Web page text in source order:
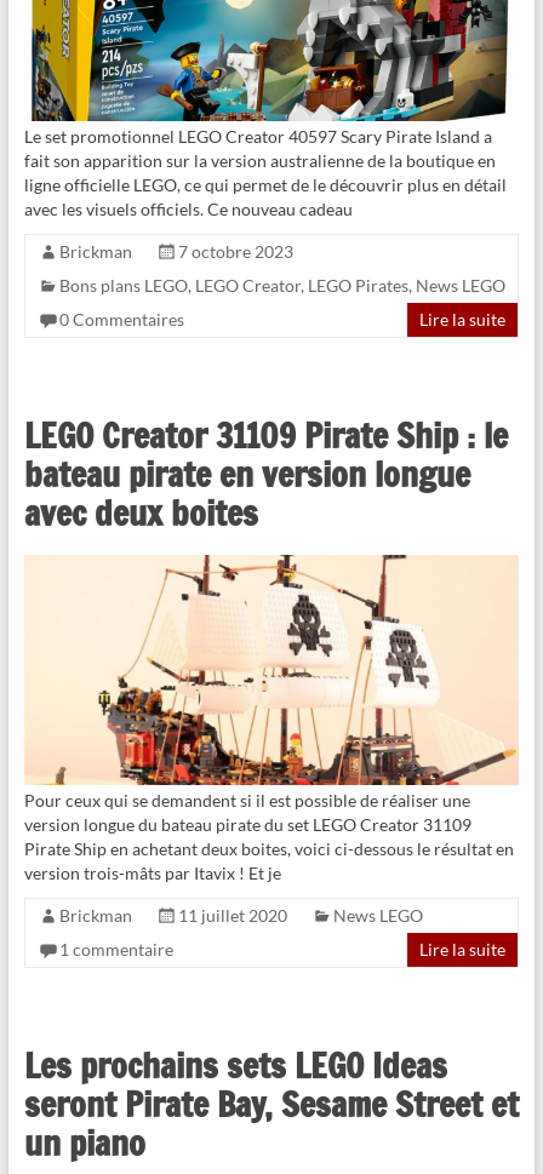
Le set promotionnel LEGO Creator 40597 Scary Pirate Island a
fait son apparition sur la version australienne de la boutique en
ligne officielle LEGO, ce qui permet de le découvrir plus en détail
avec les visuels officiels. Ce nouveau cadeau
Brickman
7 octobre 2023
Bons plans LEGO, LEGO Creator, LEGO Pirates, News LEGO
0 Commentaires
Lire la suite
LEGO Creator 31109 Pirate Ship : le
bateau pirate en version longue
avec deux boites
Pour ceux qui se demandent si il est possible de réaliser une
version longue du bateau pirate du set LEGO Creator 31109
Pirate Ship en achetant deux boites, voici ci-dessous le résultat en
version trois-mâts par Itavix ! Et je
Brickman 11 juillet 2020
News LEGO
1 commentaire
Lire la suite
Les prochains sets LEGO Ideas
seront Pirate Bay, Sesame Street et
un piano